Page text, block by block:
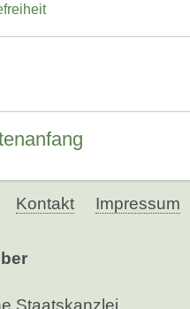
Kontakt Impressum
Staatskanzlei